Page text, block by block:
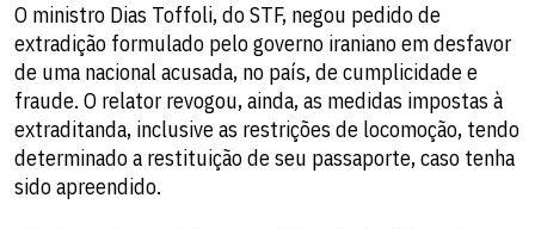
O ministro Dias Toffoli, do STF, negou pedido de
extradição formulado pelo governo iraniano em desfavor
de uma nacional acusada, no país, de cumplicidade e
fraude. O relator revogou, ainda, as medidas impostas à
extraditanda, inclusive as restrições de locomoção, tendo
determinado a restituição de seu passaporte, caso tenha
sido apreendido.